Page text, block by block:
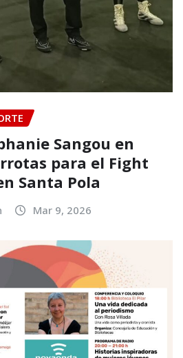
Sangou en
para el Fight
Santa Pola
Mar 9, 2026